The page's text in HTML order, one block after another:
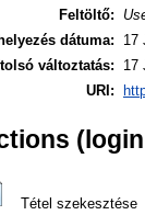
Feltöltő:
dátuma:
17
változtatás:
17
URI:
Tétel szekesztése